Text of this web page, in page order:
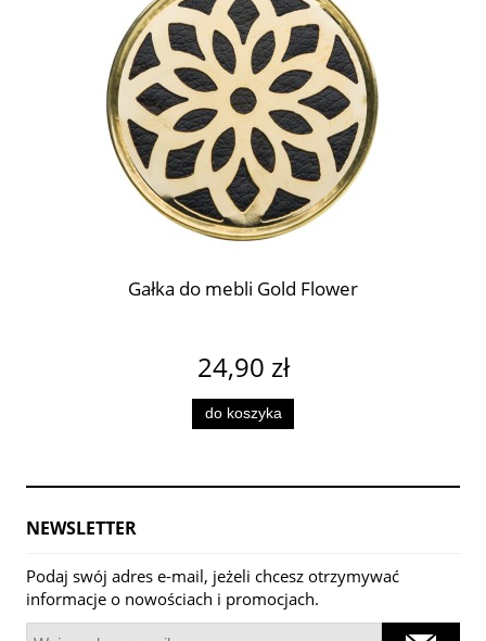
Gałka do mebli Gold Flower
24,90 zł
do koszyka
NEWSLETTER
Podaj swój adres e-mail, jeżeli chcesz otrzymywać
informacje o nowościach i promocjach.